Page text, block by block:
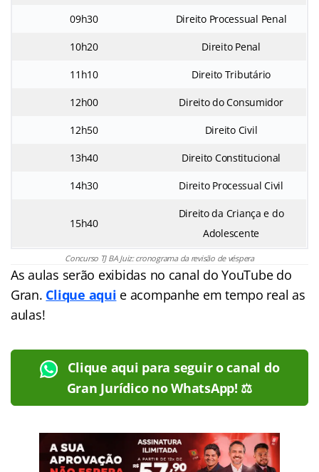
09h30 Direito Processual Penal
10h20 Direito Penal
11h10 Direito Tributário
12h00 Direito do Consumidor
12h50 Direito Civil
13h40 Direito Constitucional
14h30 Direito Processual Civil
15h40
Direito da Criança e do
Adolescente
Concurso TJ BA Juiz: cronograma da revisão de véspera
As aulas serão exibidas no canal do YouTube do
Gran. Clique aqui e acompanhe em tempo real as
aulas!
Clique aqui para seguir o canal do
Gran Jurídico no WhatsApp! ⚖️